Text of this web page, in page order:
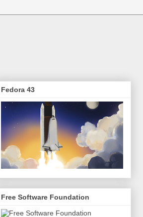
Fedora 43
Free Software Foundation